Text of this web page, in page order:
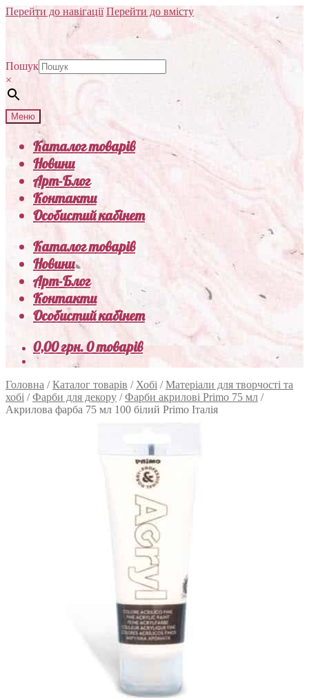
Перейти до навігації Перейти до вмісту
Пошук
×
Меню
Каталог товарів
Новини
Арт-Блог
Контакти
Особистий кабінет
Каталог товарів
Новини
Арт-Блог
Контакти
Особистий кабінет
0,00грн.0 товарів
Головна /Каталог товарів / Хобі /Матеріали для творчості та
хобі /Фарби для декору /Фарби акрилові Primo 75 мл /
Акрилова фарба 75 мл 100 білий Primo Італія